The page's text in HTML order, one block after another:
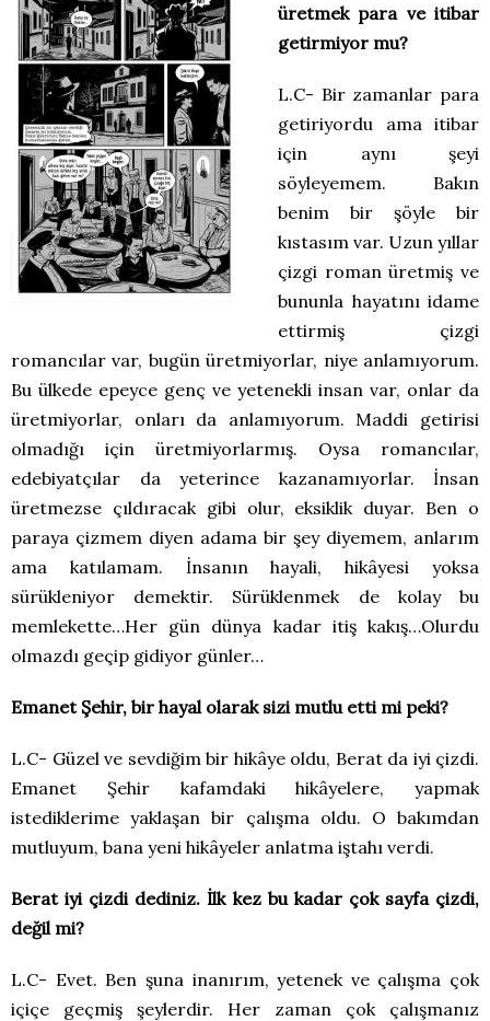
üretmek para ve itibar
getirmiyor mu?
L.C- Bir zamanlar para
getiriyordu ama itibar
için aynı şeyi
söyleyemem. Bakın
benim bir şöyle bir
kıstasım var. Uzun yıllar
çizgi roman üretmiş ve
bununla hayatını idame
ettirmiş çizgi
romancılar var, bugün üretmiyorlar, niye anlamıyorum.
Bu ülkede epeyce genç ve yetenekli insan var, onlar da
üretmiyorlar, onları da anlamıyorum. Maddi getirisi
olmadığı için üretmiyorlarmış. Oysa romancılar,
edebiyatçılar da yeterince kazanamıyorlar. İnsan
üretmezse çıldıracak gibi olur, eksiklik duyar. Ben o
paraya çizmem diyen adama bir şey diyemem, anlarım
ama katılamam. İnsanın hayali, hikâyesi yoksa
sürükleniyor demektir. Sürüklenmek de kolay bu
memlekette…Her gün dünya kadar itiş kakış…Olurdu
olmazdı geçip gidiyor günler…
Emanet Şehir, bir hayal olarak sizi mutlu etti mi peki?
L.C- Güzel ve sevdiğim bir hikâye oldu, Berat da iyi çizdi.
Emanet Şehir kafamdaki hikâyelere, yapmak
istediklerime yaklaşan bir çalışma oldu. O bakımdan
mutluyum, bana yeni hikâyeler anlatma iştahı verdi.
Berat iyi çizdi dediniz. İlk kez bu kadar çok sayfa çizdi,
değil mi?
L.C- Evet. Ben şuna inanırım, yetenek ve çalışma çok
içiçe geçmiş şeylerdir. Her zaman çok çalışmanız